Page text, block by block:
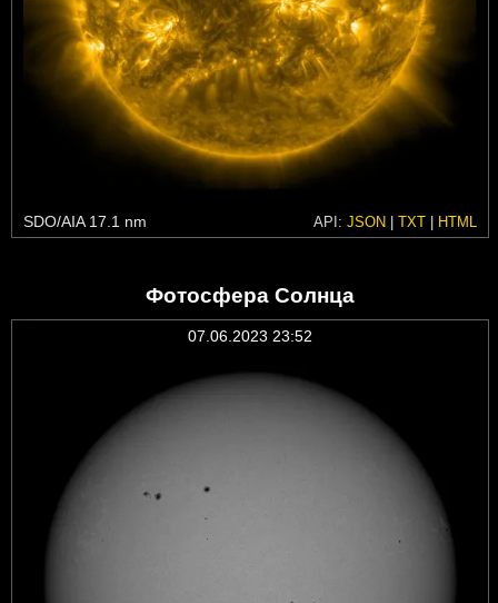
SDO/AIA 17.1 nm API: JSON | TXT | HTML
Фотосфера Солнца
07.06.2023 23:52